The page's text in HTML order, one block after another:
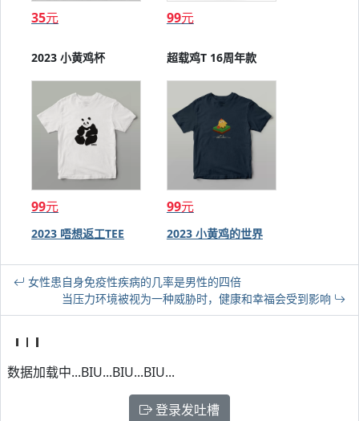
35元
2023 小黄鸡杯
99元
超载鸡T 16周年款
99元
2023 唔想返工TEE
99元
2023 小黄鸡的世界
女性患自身免疫性疾病的几率是男性的四倍
当压力环境被视为一种威胁时，健康和幸福会受到影响
数据加载中...BIU...BIU...BIU...
登录发吐槽